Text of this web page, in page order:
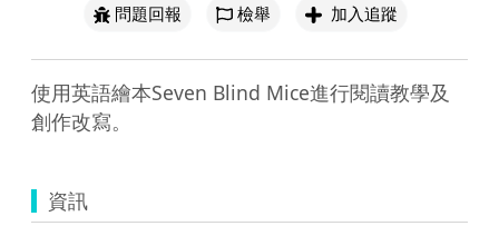
問題回報
檢舉 加入追蹤
使用英語繪本Seven Blind Mice進行閱讀教學及
創作改寫。
資訊